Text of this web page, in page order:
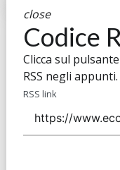
close
Codice
Clicca sul
RSS negli appunti.
RSS link